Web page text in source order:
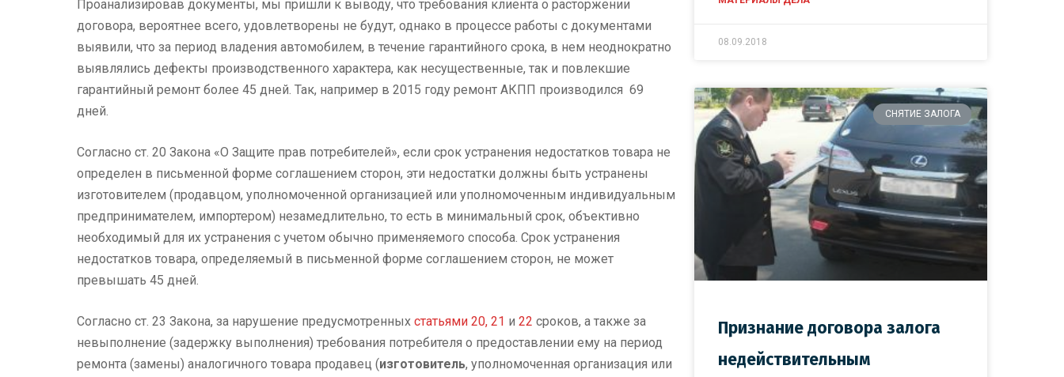
Проанализировав документы, мы пришли к выводу, что требования клиента о расторжении
договора, вероятнее всего, удовлетворены не будут, однако в процессе работы с документами
выявили, что за период владения автомобилем, в течение гарантийного срока, в нем неоднократно
выявлялись дефекты производственного характера, как несущественные, так и повлекшие
гарантийный ремонт более 45 дней. Так, например в 2015 году ремонт АКПП производился 69
дней.
Согласно ст. 20 Закона «О Защите прав потребителей», если срок устранения недостатков товара не
определен в письменной форме соглашением сторон, эти недостатки должны быть устранены
изготовителем (продавцом, уполномоченной организацией или уполномоченным индивидуальным
предпринимателем, импортером) незамедлительно, то есть в минимальный срок, объективно
необходимый для их устранения с учетом обычно применяемого способа. Срок устранения
недостатков товара, определяемый в письменной форме соглашением сторон, не может
превышать 45 дней.
Согласно ст. 23 Закона, за нарушение предусмотренных статьями 20, 21 и 22 сроков, а также за
невыполнение (задержку выполнения) требования потребителя о предоставлении ему на период
ремонта (замены) аналогичного товара продавец (изготовитель, уполномоченная организация или
08.09.2018
СНЯТИЕ ЗАЛОГА
Признание договора залога
недействительным